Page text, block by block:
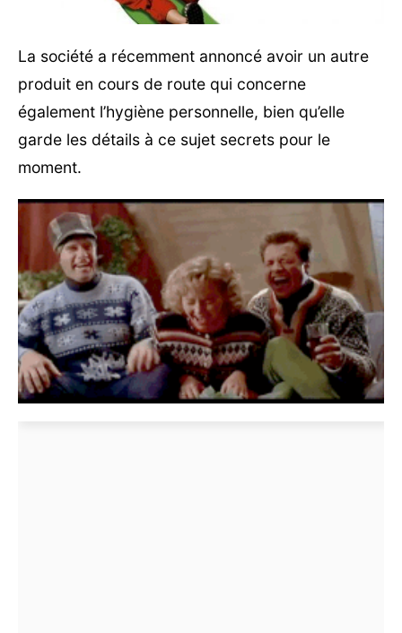
La société a récemment annoncé avoir un autre
produit en cours de route qui concerne
également l’hygiène personnelle, bien qu’elle
garde les détails à ce sujet secrets pour le
moment.